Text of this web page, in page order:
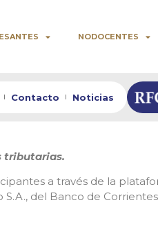
NODOCENTES
Contacto Noticias
tributarias.
a través de la
del Banco de Corrientes